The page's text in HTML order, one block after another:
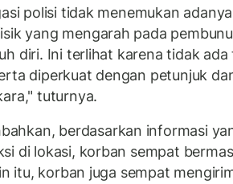
polisi tidak menemukan
yang mengarah pada
diri. Ini terlihat karena tidak
diperkuat dengan petunjuk
tuturnya.
berdasarkan informasi
di lokasi, korban sempat
itu, korban juga sempat